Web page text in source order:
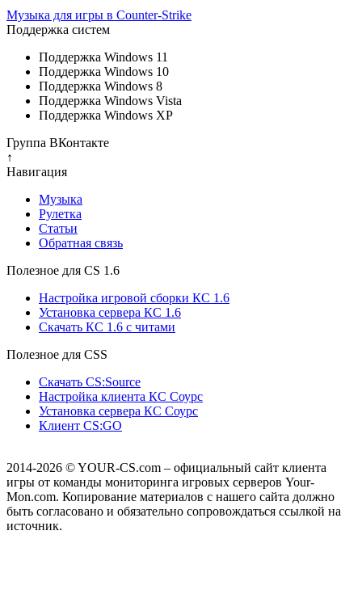
Музыка для игры в Counter-Strike
Поддержка систем
Поддержка Windows 11
Поддержка Windows 10
Поддержка Windows 8
Поддержка Windows Vista
Поддержка Windows XP
Группа ВКонтакте
↑
Навигация
Музыка
Рулетка
Cтатьи
Обратная связь
Полезное для CS 1.6
Настройка игровой сборки КС 1.6
Установка сервера КС 1.6
Скачать КС 1.6 с читами
Полезное для CSS
Скачать CS:Source
Настройка клиента КС Cоурс
Установка сервера КС Соурс
Клиент CS:GO
2014-2026 © YOUR-CS.com – официальный сайт клиента
игры от команды мониторинга игровых серверов Your-
Mon.com. Копирование материалов с нашего сайта должно
быть согласовано и обязательно сопровождаться ссылкой на
источник.